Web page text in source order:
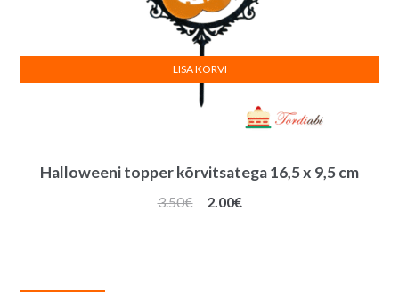
Halloweeni topper kõrvitsatega 16,5 x 9,5 cm
3.50€
Algne
2.00€Praegune
LISA KORVI